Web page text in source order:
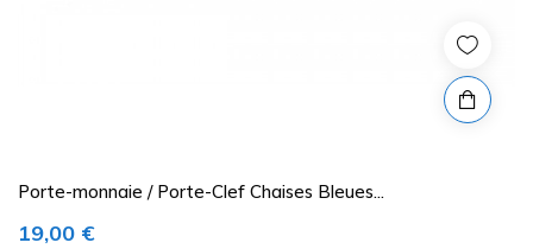
Porte-monnaie / Porte-Clef Chaises Bleues...
Prix
19,00 €